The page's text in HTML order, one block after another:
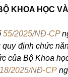
KHOA HỌC
55/2025/NĐ-CP
định chức
của Bộ Khoa
2025/NĐ-CP